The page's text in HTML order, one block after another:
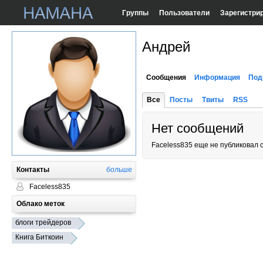
Группы Пользователи
Контакты больше
Faceless835
Облако меток
блоги трейдеров
Книга Биткоин
Андрей
Сообщения Информация
Все Посты Твиты RSS
Нет сообщений
Faceless835 еще не публиковал